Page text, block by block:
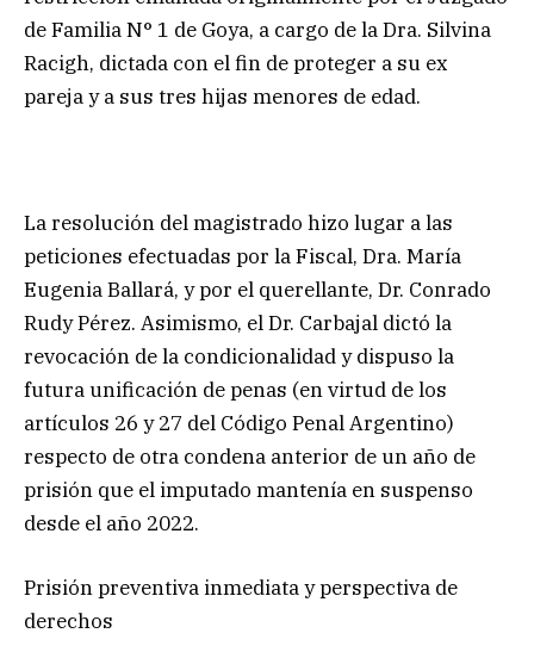
de Familia N° 1 de Goya, a cargo de la Dra. Silvina
Racigh, dictada con el fin de proteger a su ex
pareja y a sus tres hijas menores de edad.
La resolución del magistrado hizo lugar a las
peticiones efectuadas por la Fiscal, Dra. María
Eugenia Ballará, y por el querellante, Dr. Conrado
Rudy Pérez. Asimismo, el Dr. Carbajal dictó la
revocación de la condicionalidad y dispuso la
futura unificación de penas (en virtud de los
artículos 26 y 27 del Código Penal Argentino)
respecto de otra condena anterior de un año de
prisión que el imputado mantenía en suspenso
desde el año 2022.
Prisión preventiva inmediata y perspectiva de
derechos